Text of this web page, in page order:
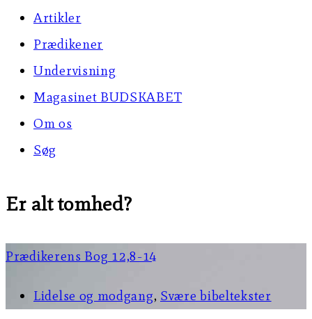
Artikler
Prædikener
Undervisning
Magasinet BUDSKABET
Om os
Søg
Er alt tomhed?
Prædikerens Bog 12,8-14
Lidelse og modgang, Svære bibeltekster